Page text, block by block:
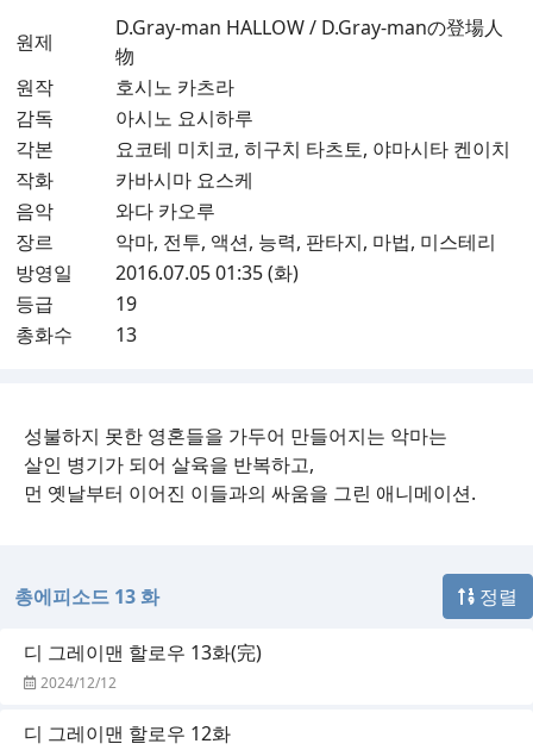
원제
D.Gray-man HALLOW / D.Gray-manの登場人
物
원작
호시노 카츠라
감독
아시노 요시하루
각본
요코테 미치코, 히구치 타츠토, 야마시타 켄이치
작화
카바시마 요스케
음악
와다 카오루
장르
악마, 전투, 액션, 능력, 판타지, 마법, 미스테리
방영일
2016.07.05 01:35 (화)
등급
19
총화수
13
성불하지 못한 영혼들을 가두어 만들어지는 악마는
살인 병기가 되어 살육을 반복하고,
먼 옛날부터 이어진 이들과의 싸움을 그린 애니메이션.
총에피소드 13 화 정렬
디 그레이맨 할로우 13화(完)
2024/12/12
디 그레이맨 할로우 12화